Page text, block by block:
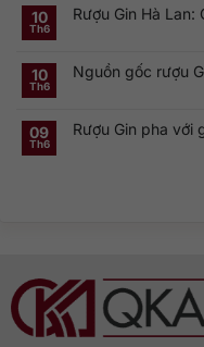
Nga
nổi
và
Vermouth:
hồn
của
luận
ở
là
Gin
10
Th6
Rượu Gin Hà
luận
ở
Lan:
Genever
10
Th6
Nguồn gốc rượu
luận
ở
09
Th6
Rượu Gin pha với
Gợi
ý
chuẩn
vị
từ
chuyên